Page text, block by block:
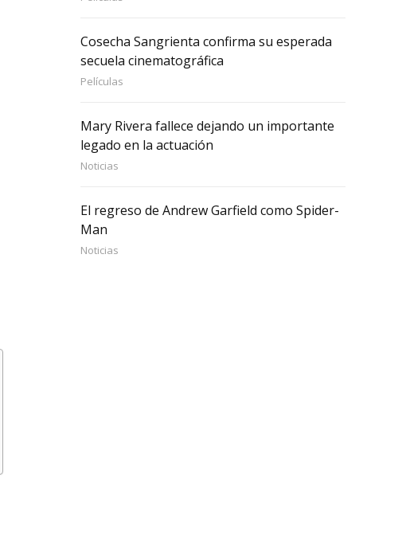
Cosecha Sangrienta confirma su esperada
secuela cinematográfica
Películas
Mary Rivera fallece dejando un importante
legado en la actuación
Noticias
El regreso de Andrew Garfield como Spider-
Man
Noticias